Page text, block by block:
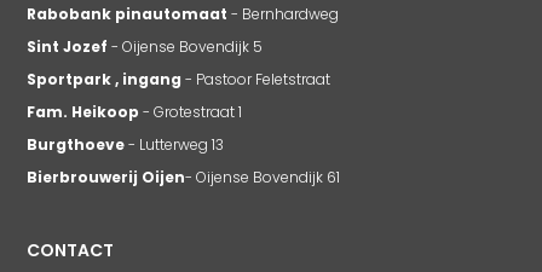
Rabobank pinautomaat - Bernhardweg
Sint Jozef - Oijense Bovendijk 5
Sportpark , ingang - Pastoor Feletstraat
Fam. Heikoop - Grotestraat 1
Burgthoeve- Lutterweg 13
Bierbrouwerij Oijen- Oijense Bovendijk 61
CONTACT